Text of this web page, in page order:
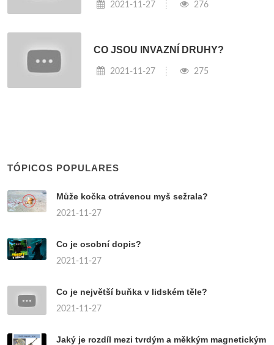
2021-11-27 276
CO JSOU INVAZNÍ DRUHY?
2021-11-27 275
TÓPICOS POPULARES
Může kočka otrávenou myš sežrala?
2021-11-27
Co je osobní dopis?
2021-11-27
Co je největší buňka v lidském těle?
2021-11-27
Jaký je rozdíl mezi tvrdým a měkkým magnetickým